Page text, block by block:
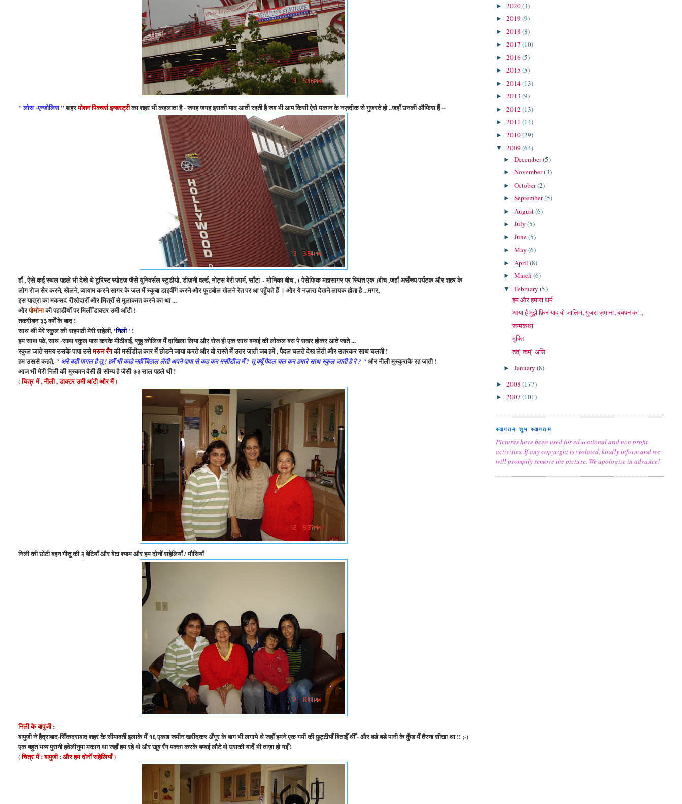
" लोस -एन्जोलिस "शहरमोशन पिक्चर्स इन्डस्ट्रीका शहर भी कहलाता है - जगह जगह इसकी याद आती रहती है जब भी आप किसी ऐसे मकान के नज़दीक से गुजरते हो ..जहाँ उनकी ऑफिस हैं --
हाँ , ऐसे कई स्थल पहले भी देखे थे टूरिस्ट स्पोटज़ जैसे युनिवर्सल स्टुडीयो, डीज़नी वर्ल्ड, नोट्स बेरी फार्म, साँटा ~ मोनिका बीच , ( पेसेफिक महासागर पर स्थित एक )बीच ,जहाँ असँख्य पर्यटक और शहर के
लोग रोज सैर करने, खेलने, व्यायाम करने सागर के जल मेँ स्कूबा डाइवीँग करने और फूटबोल खेलने रेत पर आ पहुँचते हैँ । और ये नज़ारा देखने लायक होता है ...मगर,
इस यात्रा का मकसद रीश्तेदारोँ और मित्रोँ से मुलाकात करने का था ...
औरपोमोनाकी पहाडीयोँ पर मिलीँ डाक्टर उमी आँटी !
तकरीबन ३३ वर्षोँ के बाद !
साथ थी मेरे स्कुल की सहपाठी मेरी सहेली, 'निली ' !
हम साथ पढे, साथ -साथ स्कुल पास करके मीठीबाई, जुहु कोलिज मेँ दाखिला लिया और रोज ही एक साथ बम्बई की लोकल बस पे सवार होकर आते जाते ...
स्कुल जाते समय उसके पापा उसेमरुन रँगकी मर्सीडीज़ कार मेँ छोडने जाया करते और वो रास्ते मेँ उतर जाती जब हमें , पैदल चलते देख लेती और उतरकर साथ चलती !
हम उससे कहते, " अरे बडी पागल है तू ! हमेँ भी काहे नहीँ बिठाल लेती अपने पापा से कह कर मर्सीडीज़ मेँ ? तू क्यूँ पैदल चल कर हमारे साथ स्कुल जाती है रे ? "और नीली मुस्कुराके रह जाती !
आज भी मेरी निली की मुस्कान वैसी ही सौम्यहै जैसी ३३ साल पहले थी !
( चित्र में , नीली , डाक्टर उमी आंटी और मैं )
निली की छोटी बहन गीतु की २ बेटियाँ और बेटा श्याम और हम दोनोँ सहेलियाँ / मौसियाँ
निली के बापुजी :
बापुजी ने हैद्राबाद-सिँकदराबाद शहर के सीमावर्ती इलाके मेँ १६ एकड जमीन खरीदकर अँगूर के बाग भी लगाये थे जहाँ हमने एक गर्मी की छुट्टीयाँ बिताईँ थीँ - और बडे बडे पानी के कुँड मेँ तैरना सीखा था !! ;-)
एक बहुत भव्य पुरानी हवेलीनुमा मकान था जहाँ हम रहे थे और खूब रँग पक्का करके बम्बई लौटे थे उसकी यादेँ भी ताज़ा हो गईँ !
( चित्र में : बापुजी : और हम दोनोँ सहेलियाँ )
► 2020(3)
► 2019 (9)
► 2018 (8)
► 2017 (10)
► 2016 (5)
► 2015 (5)
► 2014(13)
► 2013 (9)
► 2012 (13)
► 2011 (14)
► 2010(29)
▼ 2009 (64)
►December(5)
►November(3)
►October(2)
►September(5)
► August(6)
►July(5)
►June(5)
►May(6)
► April(8)
►March(6)
▼February(5)
हम और हमारा धर्म
आया है मुझे फ़िर याद वो जालिम, गुजरा ज़माना, बचपन का ..
जन्मकथा
मुक्ति
तत्` त्वम्` असि
►January(8)
► 2008 (177)
► 2007 (101)
स्वागतम शुभ स्वागतम
Pictures have been used for educational and non profit
activities. If any copyright is violated, kindly inform and we
will promptly remove the picture. We apologize in advance!